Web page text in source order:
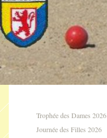
Trophée des Dames 2026
Journée des Filles 2026